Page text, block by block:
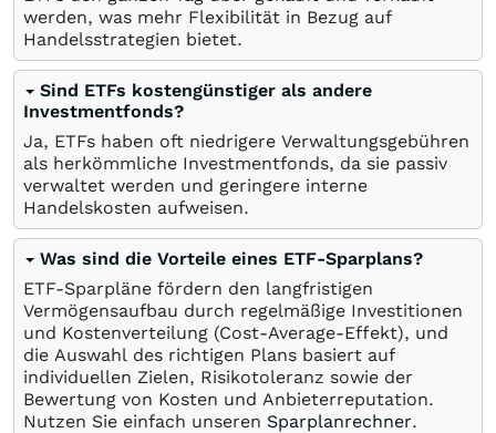
werden, was mehr Flexibilität in Bezug auf
Handelsstrategien bietet.
Sind ETFs kostengünstiger als andere
Investmentfonds?
Ja, ETFs haben oft niedrigere Verwaltungsgebühren
als herkömmliche Investmentfonds, da sie passiv
verwaltet werden und geringere interne
Handelskosten aufweisen.
Was sind die Vorteile eines ETF-Sparplans?
ETF-Sparpläne fördern den langfristigen
Vermögensaufbau durch regelmäßige Investitionen
und Kostenverteilung (Cost-Average-Effekt), und
die Auswahl des richtigen Plans basiert auf
individuellen Zielen, Risikotoleranz sowie der
Bewertung von Kosten und Anbieterreputation.
Nutzen Sie einfach unseren Sparplanrechner.